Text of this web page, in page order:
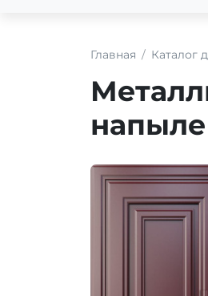
Главная Каталог